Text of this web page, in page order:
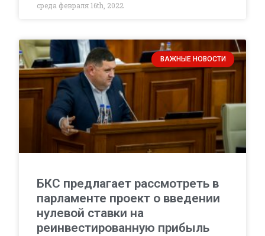
среда февраля 16th, 2022
ВАЖНЫЕ НОВОСТИ
БКС предлагает рассмотреть в
парламенте проект о введении
нулевой ставки на
реинвестированную прибыль